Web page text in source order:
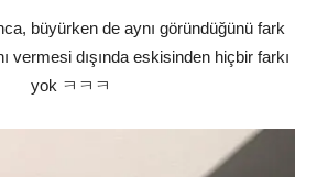
büyürken de aynı göründüğünü fark
vermesi dışında eskisinden hiçbir farkı
yok ㅋㅋㅋ